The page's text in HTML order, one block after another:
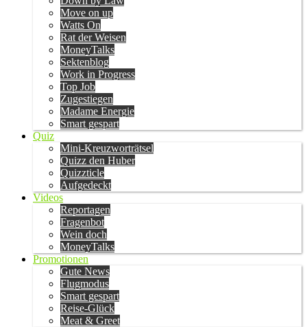
Move on up
Watts On
Rat der Weisen
MoneyTalks
Sektenblog
Work in Progress
Top Job
Zugestiegen
Madame Energie
Smart gespart
Quiz
Mini-Kreuzworträtsel
Quizz den Huber
Quizzticle
Aufgedeckt
Videos
Reportagen
Fragenbot
Wein doch
MoneyTalks
Promotionen
Gute News
Flugmodus
Smart gespart
Reise-Glück
Meat & Greet